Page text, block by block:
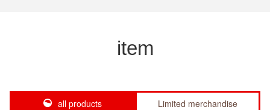
item
all products Limited merchandise